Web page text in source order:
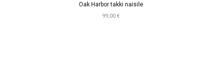
Oak Harbor takki naisile
99,00 €